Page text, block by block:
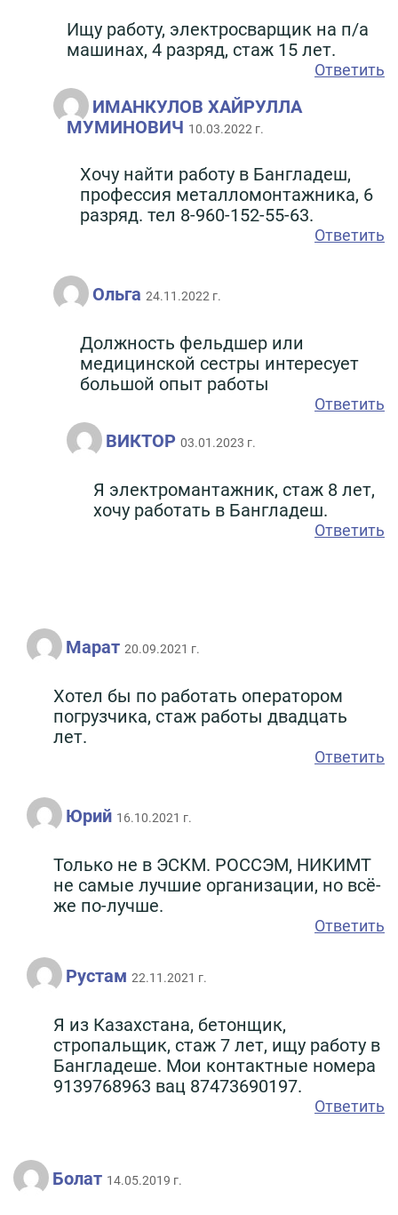
Ищу работу, электросварщик на п/а
машинах, 4 разряд, стаж 15 лет.
Ответить
ИМАНКУЛОВ ХАЙРУЛЛА
МУМИНОВИЧ 10.03.2022 г.
Хочу найти работу в Бангладеш,
профессия металломонтажника, 6
разряд. тел 8-960-152-55-63.
Ответить
Ольга 24.11.2022 г.
Должность фельдшер или
медицинской сестры интересует
большой опыт работы
Ответить
ВИКТОР 03.01.2023 г.
Я электромантажник, стаж 8 лет,
хочу работать в Бангладеш.
Ответить
Марат 20.09.2021 г.
Хотел бы по работать оператором
погрузчика, стаж работы двадцать
лет.
Ответить
Юрий 16.10.2021 г.
Только не в ЭСКМ. РОССЭМ, НИКИМТ
не самые лучшие организации, но всё-
же по-лучше.
Ответить
Рустам 22.11.2021 г.
Я из Казахстана, бетонщик,
стропальщик, стаж 7 лет, ищу работу в
Бангладеше. Мои контактные номера
9139768963 вац 87473690197.
Ответить
Болат 14.05.2019 г.